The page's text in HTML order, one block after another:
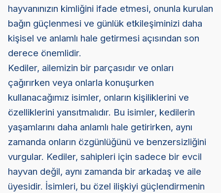
hayvanınızın kimliğini ifade etmesi, onunla kurulan
bağın güçlenmesi ve günlük etkileşiminizi daha
kişisel ve anlamlı hale getirmesi açısından son
derece önemlidir.
Kediler, ailemizin bir parçasıdır ve onları
çağırırken veya onlarla konuşurken
kullanacağımız isimler, onların kişiliklerini ve
özelliklerini yansıtmalıdır. Bu isimler, kedilerin
yaşamlarını daha anlamlı hale getirirken, aynı
zamanda onların özgünlüğünü ve benzersizliğini
vurgular. Kediler, sahipleri için sadece bir evcil
hayvan değil, aynı zamanda bir arkadaş ve aile
üyesidir. İsimleri, bu özel ilişkiyi güçlendirmenin